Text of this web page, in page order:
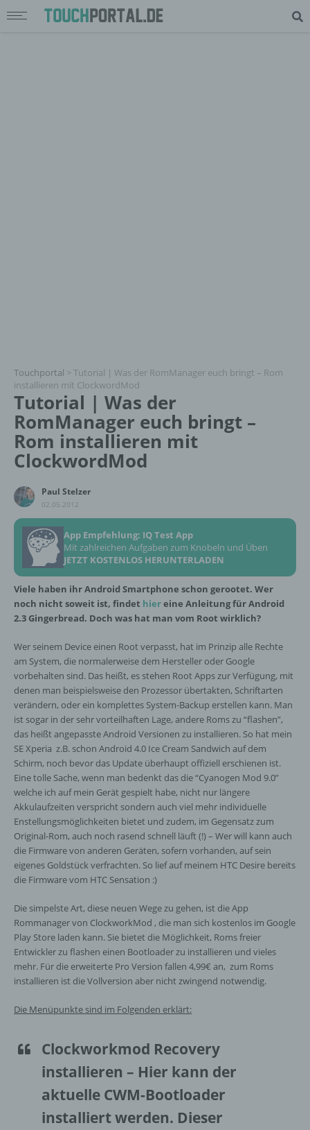
Touchportal > Tutorial | Was der RomManager euch bringt – Rom
installieren mit ClockwordMod
Tutorial | Was der
RomManager euch bringt –
Rom installieren mit
ClockwordMod
Paul Stelzer
02.05.2012
App Empfehlung: IQ Test App
Mit zahlreichen Aufgaben zum Knobeln und Üben
JETZT KOSTENLOS HERUNTERLADEN
Viele haben ihr Android Smartphone schon gerootet. Wer
noch nicht soweit ist, findet hiereine Anleitung für Android
2.3 Gingerbread. Doch was hat man vom Root wirklich?
Wer seinem Device einen Root verpasst, hat im Prinzip alle Rechte
am System, die normalerweise dem Hersteller oder Google
vorbehalten sind. Das heißt, es stehen Root Apps zur Verfügung, mit
denen man beispielsweise den Prozessor übertakten, Schriftarten
verändern, oder ein komplettes System-Backup erstellen kann. Man
ist sogar in der sehr vorteilhaften Lage, andere Roms zu “flashen”,
das heißt angepasste Android Versionen zu installieren. So hat mein
SE Xperia z.B. schon Android 4.0 Ice Cream Sandwich auf dem
Schirm, noch bevor das Update überhaupt offiziell erschienen ist.
Eine tolle Sache, wenn man bedenkt das die “Cyanogen Mod 9.0”
welche ich auf mein Gerät gespielt habe, nicht nur längere
Akkulaufzeiten verspricht sondern auch viel mehr individuelle
Enstellungsmöglichkeiten bietet und zudem, im Gegensatz zum
Original-Rom, auch noch rasend schnell läuft (!) – Wer will kann auch
die Firmware von anderen Geräten, sofern vorhanden, auf sein
eigenes Goldstück verfrachten. So lief auf meinem HTC Desire bereits
die Firmware vom HTC Sensation :)
Die simpelste Art, diese neuen Wege zu gehen, ist die App
Rommanager von ClockworkMod , die man sich kostenlos im Google
Play Store laden kann. Sie bietet die Möglichkeit, Roms freier
Entwickler zu flashen einen Bootloader zu installieren und vieles
mehr. Für die erweiterte Pro Version fallen 4,99€ an, zum Roms
installieren ist die Vollversion aber nicht zwingend notwendig.
Die Menüpunkte sind im Folgenden erklärt:
Clockworkmod Recovery
installieren – Hier kann der
aktuelle CWM-Bootloader
installiert werden. Dieser